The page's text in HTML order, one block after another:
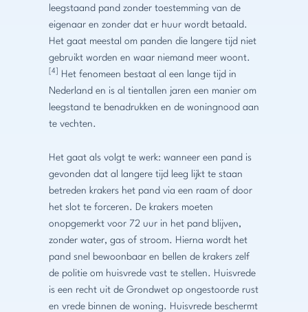
leegstaand pand zonder toestemming van de
eigenaar en zonder dat er huur wordt betaald.
Het gaat meestal om panden die langere tijd niet
gebruikt worden en waar niemand meer woont.
[4]
Het fenomeen bestaat al een lange tijd in
Nederland en is al tientallen jaren een manier om
leegstand te benadrukken en de woningnood aan
te vechten.
Het gaat als volgt te werk: wanneer een pand is
gevonden dat al langere tijd leeg lijkt te staan
betreden krakers het pand via een raam of door
het slot te forceren. De krakers moeten
onopgemerkt voor 72 uur in het pand blijven,
zonder water, gas of stroom. Hierna wordt het
pand snel bewoonbaar en bellen de krakers zelf
de politie om huisvrede vast te stellen. Huisvrede
is een recht uit de Grondwet op ongestoorde rust
en vrede binnen de woning. Huisvrede beschermt